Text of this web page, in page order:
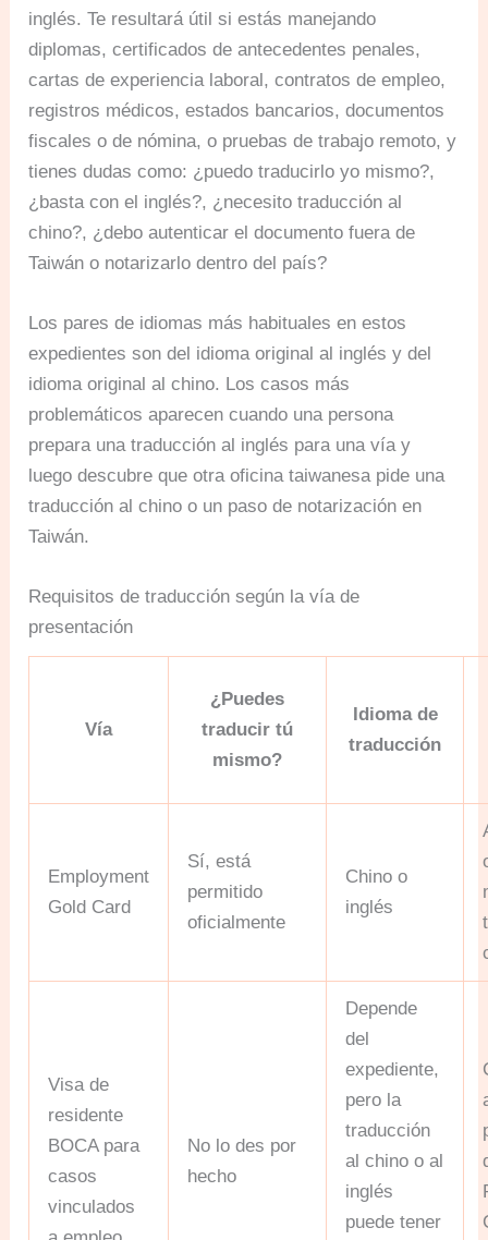
inglés. Te resultará útil si estás manejando
diplomas, certificados de antecedentes penales,
cartas de experiencia laboral, contratos de empleo,
registros médicos, estados bancarios, documentos
fiscales o de nómina, o pruebas de trabajo remoto, y
tienes dudas como: ¿puedo traducirlo yo mismo?,
¿basta con el inglés?, ¿necesito traducción al
chino?, ¿debo autenticar el documento fuera de
Taiwán o notarizarlo dentro del país?
Los pares de idiomas más habituales en estos
expedientes son del idioma original al inglés y del
idioma original al chino. Los casos más
problemáticos aparecen cuando una persona
prepara una traducción al inglés para una vía y
luego descubre que otra oficina taiwanesa pide una
traducción al chino o un paso de notarización en
Taiwán.
Requisitos de traducción según la vía de
presentación
Vía
¿Puedes
traducir tú
mismo?
Idioma de
traducción
Employment
Gold Card
Sí, está
permitido
oficialmente
Chino o
inglés
Visa de
residente
BOCA para
casos
vinculados
No lo des por
hecho
Depende
del
expediente,
pero la
traducción
al chino o al
inglés
puede tener